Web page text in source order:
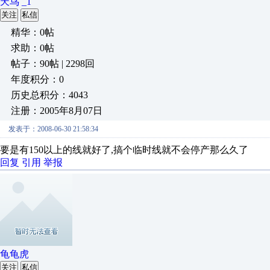
关注 私信
精华：0帖
求助：0帖
帖子：90帖 | 2298回
年度积分：0
历史总积分：4043
注册：2005年8月07日
发表于：2008-06-30 21:58:34
要是有150以上的线就好了,搞个临时线就不会停产那么久了
回复 引用 举报
龟龟虎
关注 私信